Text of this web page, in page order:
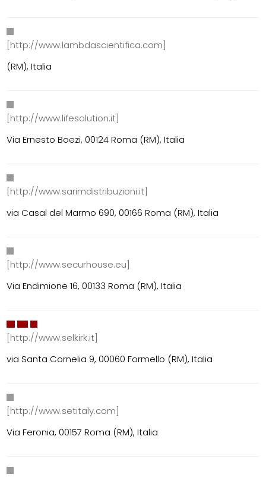
[http://www.lambdascientifica.com]
(RM), Italia
[http://www.lifesolution.it]
Via Ernesto Boezi, 00124 Roma (RM), Italia
[http://www.sarimdistribuzioni.it]
via Casal del Marmo 690, 00166 Roma (RM), Italia
[http://www.securhouse.eu]
Via Endimione 16, 00133 Roma (RM), Italia
[http://www.selkirk.it]
via Santa Cornelia 9, 00060 Formello (RM), Italia
[http://www.setitaly.com]
Via Feronia, 00157 Roma (RM), Italia